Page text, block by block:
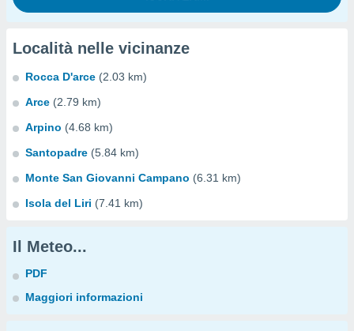
Località nelle vicinanze
Rocca D'arce (2.03 km)
Arce (2.79 km)
Arpino (4.68 km)
Santopadre (5.84 km)
Monte San Giovanni Campano (6.31 km)
Isola del Liri (7.41 km)
Il Meteo...
PDF
Maggiori informazioni